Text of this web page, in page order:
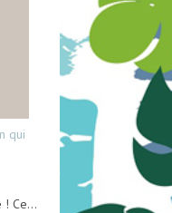
qui
! Ce…